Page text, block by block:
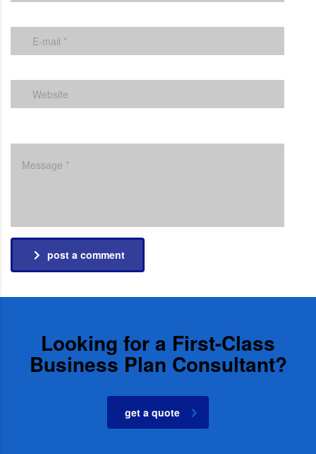
post a comment
Looking for a First-Class
Business Plan Consultant?
get a quote